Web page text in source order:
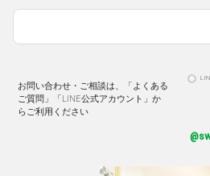
お問い合わせ・ご相談は、「よくある
ご質問」「LINE公式アカウント」か
らご利用ください